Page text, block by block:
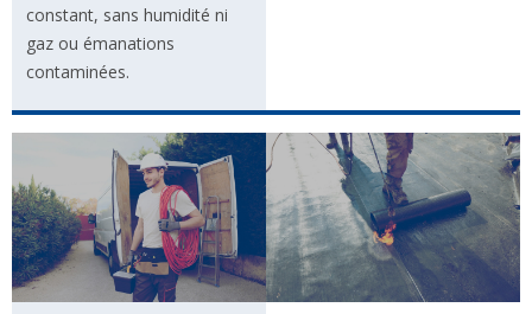
constant, sans humidité ni
gaz ou émanations
contaminées.